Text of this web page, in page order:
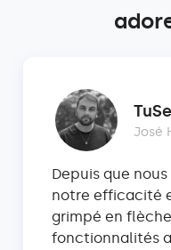
José
Depuis que
notre efficacité
grimpé en
fonctionnalités